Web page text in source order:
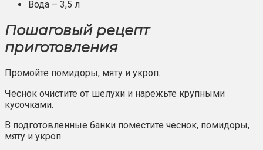
Вода – 3,5 л
Пошаговый рецепт
приготовления
Промойте помидоры, мяту и укроп.
Чеснок очистите от шелухи и нарежьте крупными
кусочками.
В подготовленные банки поместите чеснок, помидоры,
мяту и укроп.